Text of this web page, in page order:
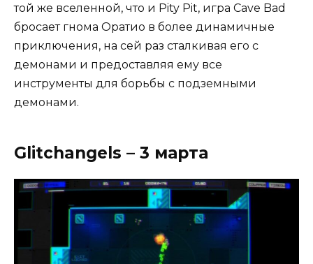
той же вселенной, что и Pity Pit, игра Cave Bad
бросает гнома Оратио в более динамичные
приключения, на сей раз сталкивая его с
демонами и предоставляя ему все
инструменты для борьбы с подземными
демонами.
Glitchangels – 3 марта